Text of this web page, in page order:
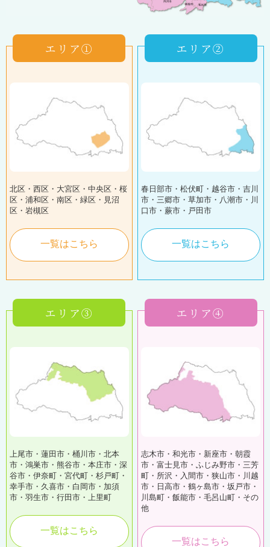
エリア①
北区・西区・大宮区・中央区・桜
区・浦和区・南区・緑区・見沼
区・岩槻区
一覧はこちら
エリア②
春日部市・松伏町・越谷市・吉川
市・三郷市・草加市・八潮市・川
口市・蕨市・戸田市
一覧はこちら
エリア③
上尾市・蓮田市・桶川市・北本
市・鴻巣市・熊谷市・本庄市・深
谷市・伊奈町・宮代町・杉戸町・
幸手市・久喜市・白岡市・加須
市・羽生市・行田市・上里町
一覧はこちら
エリア④
志木市・和光市・新座市・朝霞
市・富士見市・ふじみ野市・三芳
町・所沢・入間市・狭山市・川越
市・日高市・鶴ヶ島市・坂戸市・
川島町・飯能市・毛呂山町・その
他
一覧はこちら